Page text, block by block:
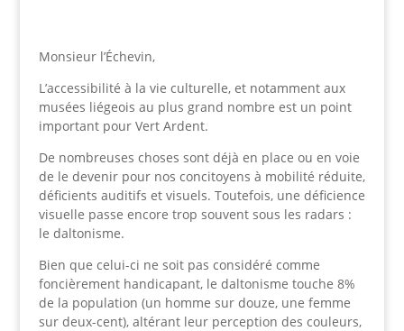
Monsieur l’Échevin,
L’accessibilité à la vie culturelle, et notamment aux
musées liégeois au plus grand nombre est un point
important pour Vert Ardent.
De nombreuses choses sont déjà en place ou en voie
de le devenir pour nos concitoyens à mobilité réduite,
déficients auditifs et visuels. Toutefois, une déficience
visuelle passe encore trop souvent sous les radars :
le daltonisme.
Bien que celui-ci ne soit pas considéré comme
foncièrement handicapant, le daltonisme touche 8%
de la population (un homme sur douze, une femme
sur deux-cent), altérant leur perception des couleurs,